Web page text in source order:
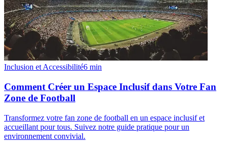
Inclusion et Accessibilité6 min
Comment Créer un Espace Inclusif dans Votre Fan
Zone de Football
Transformez votre fan zone de football en un espace inclusif et
accueillant pour tous. Suivez notre guide pratique pour un
environnement convivial.